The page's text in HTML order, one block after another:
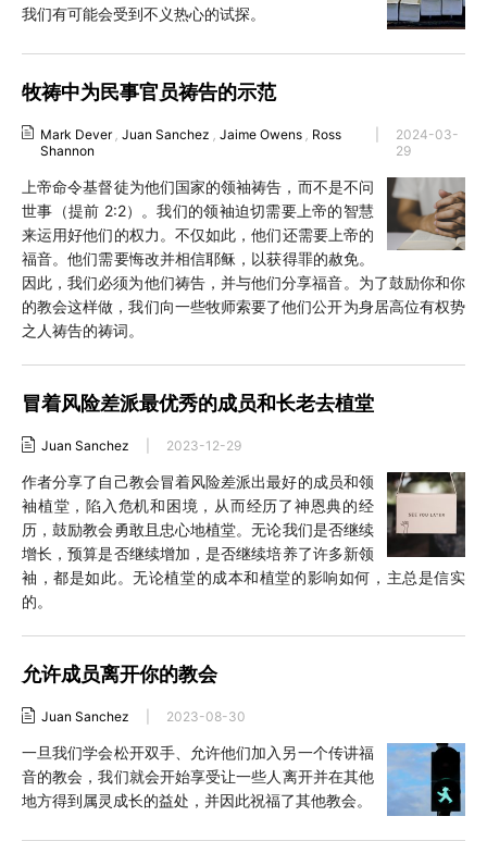
我们有可能会受到不义热心的试探。
牧祷中为民事官员祷告的示范
Mark Dever Juan Sanchez Jaime Owens
Ross
Shannon
2024-03-
29
上帝命令基督徒为他们国家的领袖祷告，而不是不问
世事（提前 2:2）。我们的领袖迫切需要上帝的智慧
来运用好他们的权力。不仅如此，他们还需要上帝的
福音。他们需要悔改并相信耶稣，以获得罪的赦免。
因此，我们必须为他们祷告，并与他们分享福音。为了鼓励你和你
的教会这样做，我们向一些牧师索要了他们公开为身居高位有权势
之人祷告的祷词。
冒着风险差派最优秀的成员和长老去植堂
Juan Sanchez 2023-12-29
作者分享了自己教会冒着风险差派出最好的成员和领
袖植堂，陷入危机和困境，从而经历了神恩典的经
历，鼓励教会勇敢且忠心地植堂。无论我们是否继续
增长，预算是否继续增加，是否继续培养了许多新领
袖，都是如此。无论植堂的成本和植堂的影响如何，主总是信实
的。
允许成员离开你的教会
Juan Sanchez 2023-08-30
一旦我们学会松开双手、允许他们加入另一个传讲福
音的教会，我们就会开始享受让一些人离开并在其他
地方得到属灵成长的益处，并因此祝福了其他教会。